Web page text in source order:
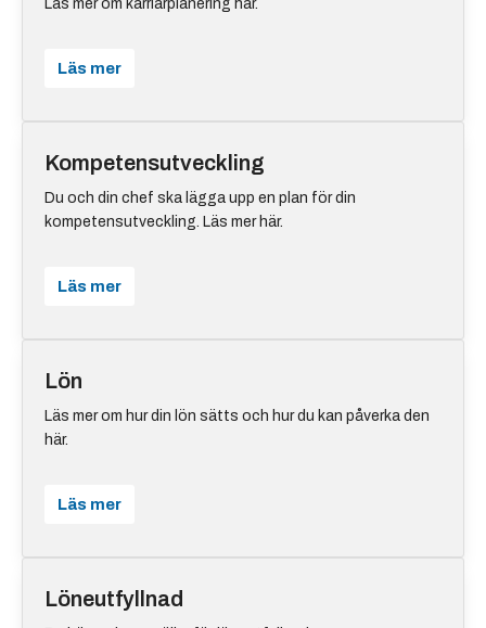
Läs mer om karriärplanering här.
Läs mer
Kompetensutveckling
Du och din chef ska lägga upp en plan för din
kompetensutveckling. Läs mer här.
Läs mer
Lön
Läs mer om hur din lön sätts och hur du kan påverka den
här.
Läs mer
Löneutfyllnad